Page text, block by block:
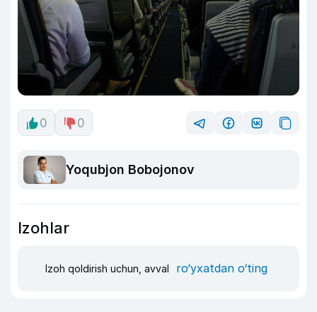
0 0
Yoqubjon Bobojonov
Izohlar
Izoh qoldirish uchun, avval ro‘yxatdan o‘ting